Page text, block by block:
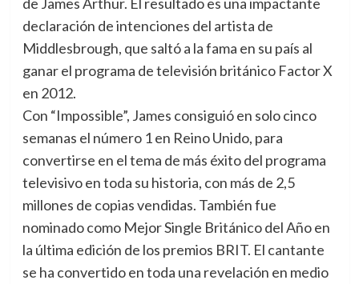
declaración de intenciones del artista de
Middlesbrough, que saltó a la fama en su país al
ganar el programa de televisión británico Factor X
en 2012.
Con “Impossible”, James consiguió en solo cinco
semanas el número 1 en Reino Unido, para
convertirse en el tema de más éxito del programa
televisivo en toda su historia, con más de 2,5
millones de copias vendidas. También fue
nominado como Mejor Single Británico del Año en
la última edición de los premios BRIT. El cantante
se ha convertido en toda una revelación en medio